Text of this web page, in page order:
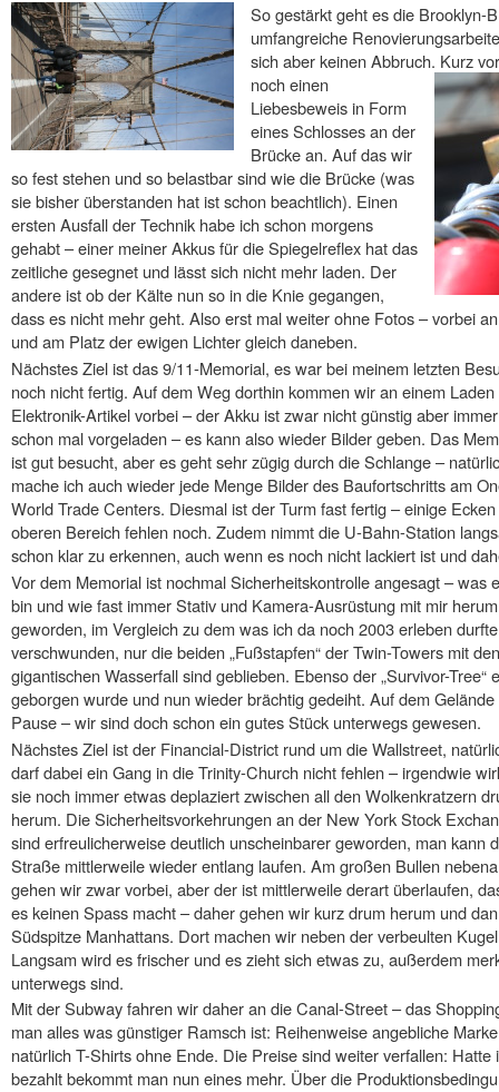
So gestärkt geht es die Brooklyn-
umfangreiche
sich aber keinen Abbruch. Kurz
noch einen
Liebesbeweis in Form
eines Schlosses an der
Brücke an. Auf das wir
so fest stehen und so belastbar sind wie die Brücke (was
sie bisher überstanden hat ist schon beachtlich). Einen
ersten Ausfall der Technik habe ich schon morgens
gehabt – einer meiner Akkus für die Spiegelreflex hat das
zeitliche gesegnet und lässt sich nicht mehr laden. Der
andere ist ob der Kälte nun so in die Knie gegangen,
dass es nicht mehr geht. Also erst mal weiter ohne Fotos – vorbei
und am Platz der ewigen Lichter gleich daneben.
Nächstes Ziel ist das 9/11-Memorial, es war bei meinem letzten
noch nicht fertig. Auf dem Weg dorthin kommen wir an einem Laden
Elektronik-Artikel vorbei – der Akku ist zwar nicht günstig aber
schon mal vorgeladen – es kann also wieder Bilder geben. Das
ist gut besucht, aber es geht sehr zügig durch die Schlange –
mache ich auch wieder jede Menge Bilder des Baufortschritts am
World Trade Centers. Diesmal ist der Turm fast fertig – einige
oberen Bereich fehlen noch. Zudem nimmt die U-Bahn-Station
schon klar zu erkennen, auch wenn es noch nicht lackiert ist und
Vor dem Memorial ist nochmal Sicherheitskontrolle angesagt – was
bin und wie fast immer Stativ und Kamera-Ausrüstung mit mir
geworden, im Vergleich zu dem was ich da noch 2003 erleben
verschwunden, nur die beiden „Fußstapfen“ der Twin-Towers mit
gigantischen Wasserfall sind geblieben. Ebenso der „Survivor-
geborgen wurde und nun wieder brächtig gedeiht. Auf dem
Pause – wir sind doch schon ein gutes Stück unterwegs gewesen.
Nächstes Ziel ist der Financial-District rund um die Wallstreet,
darf dabei ein Gang in die Trinity-Church nicht fehlen – irgendwie
sie noch immer etwas deplaziert zwischen all den Wolkenkratzern
herum. Die Sicherheitsvorkehrungen an der New York Stock
sind erfreulicherweise deutlich unscheinbarer geworden, man kann
Straße mittlerweile wieder entlang laufen. Am großen Bullen
gehen wir zwar vorbei, aber der ist mittlerweile derart überlaufen,
es keinen Spass macht – daher gehen wir kurz drum herum und
Südspitze Manhattans. Dort machen wir neben der verbeulten
Langsam wird es frischer und es zieht sich etwas zu, außerdem
unterwegs sind.
Mit der Subway fahren wir daher an die Canal-Street – das
man alles was günstiger Ramsch ist: Reihenweise angebliche
natürlich T-Shirts ohne Ende. Die Preise sind weiter verfallen:
bezahlt bekommt man nun eines mehr. Über die